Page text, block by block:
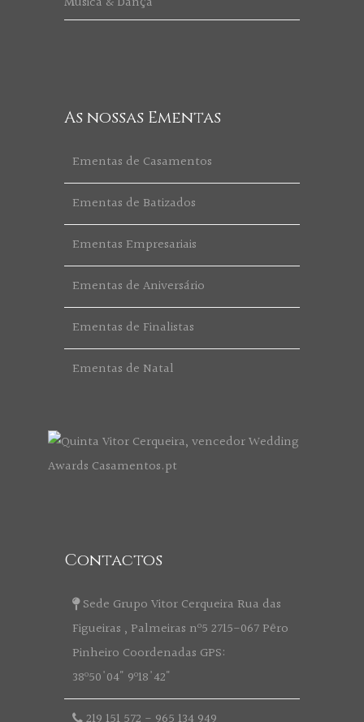
As nossas Ementas
Ementas de Casamentos
Ementas de Batizados
Ementas Empresariais
Ementas de Aniversário
Ementas de Finalistas
Ementas de Natal
Contactos
Sede Grupo Vitor Cerqueira Rua das
Figueiras , Palmeiras nº5 2715-067 Pêro
Pinheiro Coordenadas GPS:
38º50'04" 9º18'42"